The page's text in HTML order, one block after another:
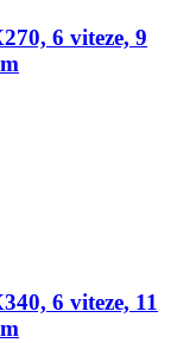
6 viteze, 9
6 viteze, 11